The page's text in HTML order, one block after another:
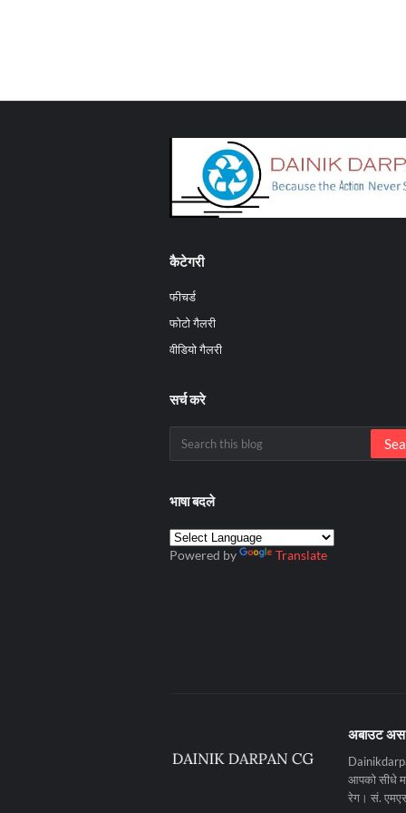
कैटेगरी
फीचर्ड
फोटो गैलरी
वीडियो गैलरी
सर्च करे
भाषा बदले
Powered by Translate
अबाउट अस
आपको सीधे
रेग। सं.